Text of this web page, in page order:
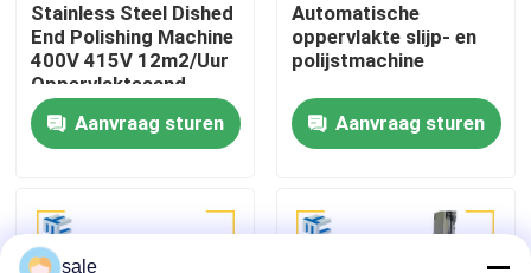
Nieuws
Gevallen
Tankpoetsmachine
Stainless Steel Dished
End Polishing Machine
400V 415V 12m2/Uur
Oppervlaktesand
Aanvraag sturen
Automatische
oppervlakte slijp- en
polijstmachine
Aanvraag sturen
sale